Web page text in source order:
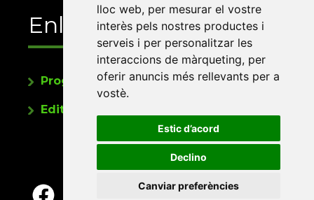
lloc web, per mesurar el vostre
interès pels nostres productes i
serveis i per personalitzar les
interaccions de màrqueting, per
oferir anuncis més rellevants per a
vostè.
Estic d’acord
Declino
Canviar preferències
Enllaços
Programa de publicacions
Editorials universitàries a Twitter